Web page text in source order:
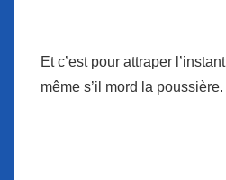
Et c’est pour attraper
même s’il mord la poussière.